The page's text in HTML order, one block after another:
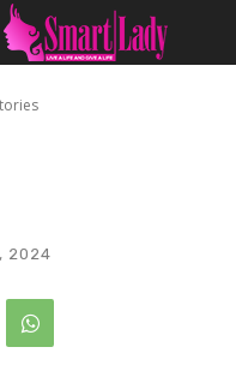
2024